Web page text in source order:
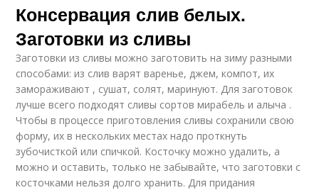
Консервация слив белых.
Заготовки из сливы
Заготовки из сливы можно заготовить на зиму разными
способами: из слив варят варенье, джем, компот, их
замораживают , сушат, солят, маринуют. Для заготовок
лучше всего подходят сливы сортов мирабель и алыча .
Чтобы в процессе приготовления сливы сохранили свою
форму, их в нескольких местах надо проткнуть
зубочисткой или спичкой. Косточку можно удалить, а
можно и оставить, только не забывайте, что заготовки с
косточками нельзя долго хранить. Для придания